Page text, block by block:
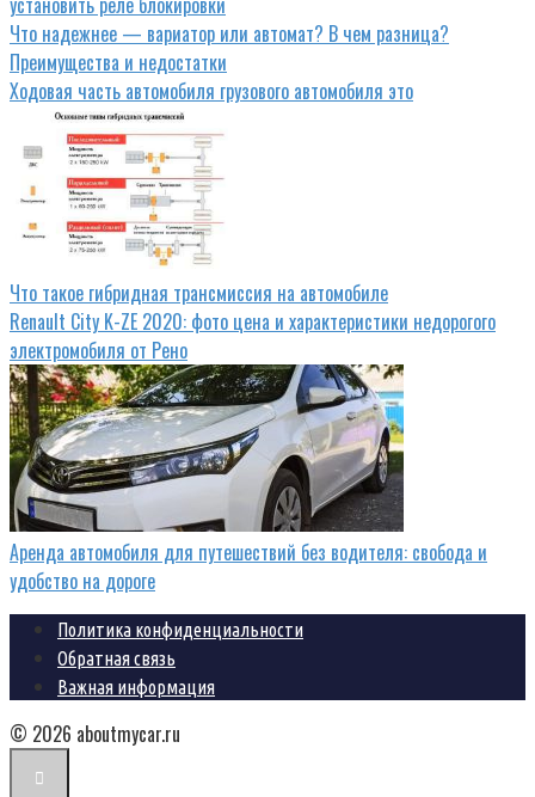
Что надежнее — вариатор или автомат? В чем разница?
Преимущества и недостатки
Ходовая часть автомобиля грузового автомобиля это
Что такое гибридная трансмиссия на автомобиле
Renault City K-ZE 2020: фото цена и характеристики недорогого
электромобиля от Рено
Аренда автомобиля для путешествий без водителя: свобода и
удобство на дороге
Политика конфиденциальности
Обратная связь
Важная информация
© 2026 aboutmycar.ru